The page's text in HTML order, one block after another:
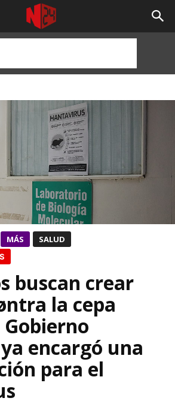
MÁS SALUD
buscan crear
la cepa
encargó una
para el